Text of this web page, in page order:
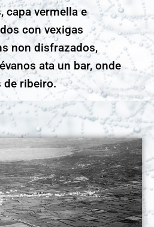
capa vermella e
con vexigas
non disfrazados,
ata un bar, onde
de ribeiro.